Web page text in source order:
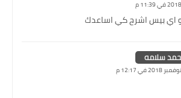
اي بيس اشرح كي اساعدك
سلامه